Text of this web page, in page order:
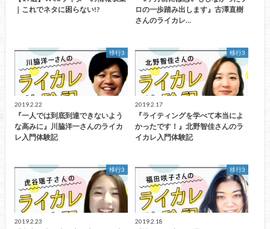
｜これでネタに困らない!?
ロの一歩踏み出します』古澤直樹
さんのライカレ…
移行3
2019.2.22
『一人では到底到達できないよう
な高みに』川脇洋一さんのライカ
レ入門体験記
移行3
2019.2.17
『ライティングを学べて本当によ
かったです！』北野智佳さんのラ
イカレ入門体験記
移行3
2019.2.23
移行3
2019.2.18